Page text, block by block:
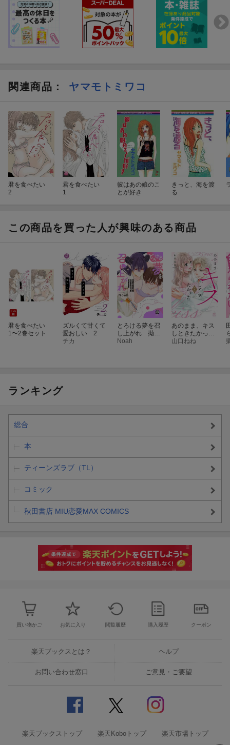
関連商品 ： ヤマモトミワコ
君を食べたい
2
君を食べたい
1
彼はあの娘のこ
とが好き
きっと、海を渡
る
この商品を買った人が興味のある商品
君を食べたい
1〜2巻セット
ズルくて甘くて
愛おしい 2
チカ
とろける夢を召
し上がれ 拗ら
せ同人作家と落
Noah
あのまま、キス
しときたかっ
た 2
山口ねね
ランキング
総合
本
ティーンズラブ（TL）
コミック
秋田書店 MIU恋愛MAX COMICS
買い物かご お気に入り 閲覧履歴 購入履歴 クーポン
楽天ブックスとは？ ヘルプ
お問い合わせ窓口 ご意見・ご要望
楽天ブックストップ 楽天Koboトップ 楽天市場トップ